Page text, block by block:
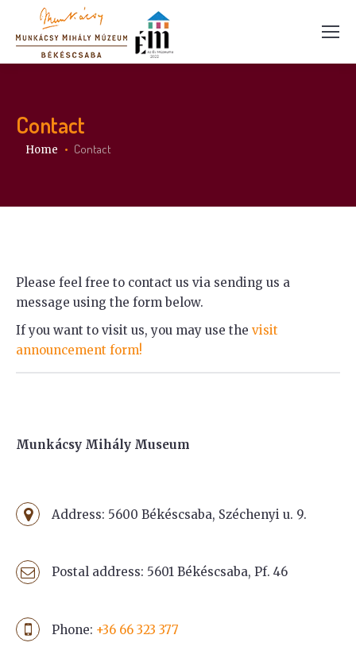
Contact
You are here:
Home Contact
Please feel free to contact us via sending us a
message using the form below.
If you want to visit us, you may use the visit
announcement form!
Munkácsy Mihály Museum
Address: 5600 Békéscsaba, Széchenyi u. 9.
Postal address: 5601 Békéscsaba, Pf. 46
Phone: +36 66 323 377